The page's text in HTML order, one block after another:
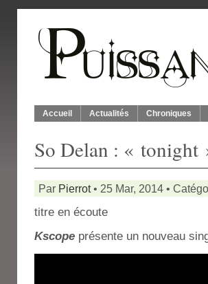
Accueil Actualités Chroniques
So Delan : « tonight
Par Pierrot• 25 Mar, 2014 •
titre en écoute
Kscope présente un nouveau